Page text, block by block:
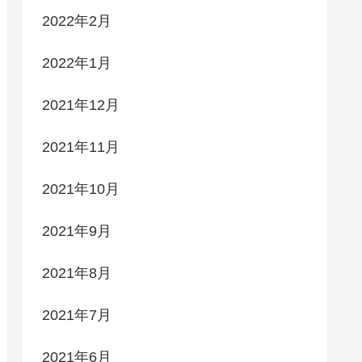
2022年2月
2022年1月
2021年12月
2021年11月
2021年10月
2021年9月
2021年8月
2021年7月
2021年6月